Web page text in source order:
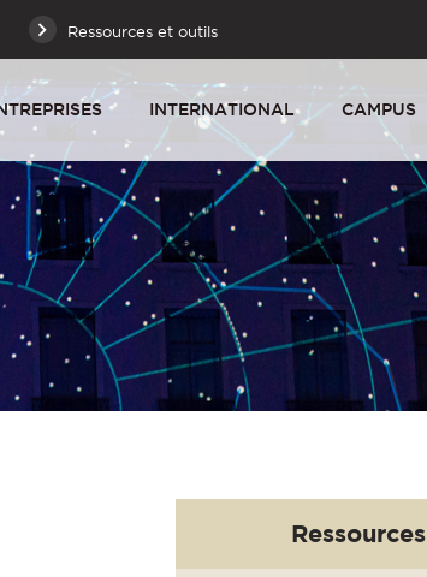
Ressources et outils
INTERNATIONAL CAMPUS
Ressources